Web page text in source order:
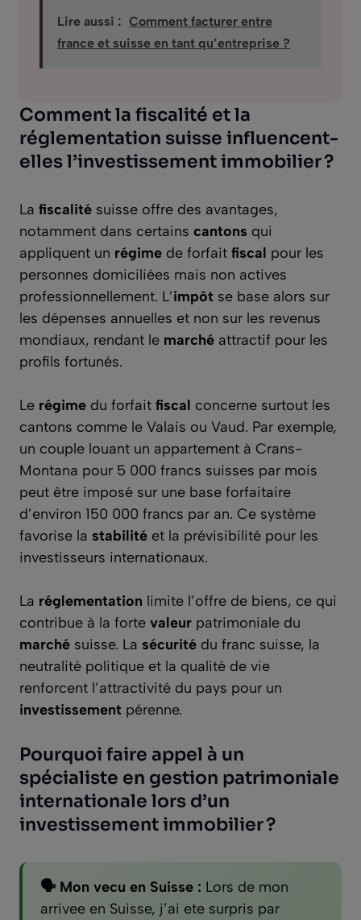
Lire aussi : Comment facturer entre
france et suisse en tant qu’entreprise ?
Comment la fiscalité et la
réglementation suisse influencent-
elles l’investissement immobilier ?
La fiscalité suisse offre des avantages,
notamment dans certains cantons qui
appliquent un régime de forfait fiscal pour les
personnes domiciliées mais non actives
professionnellement. L’impôt se base alors sur
les dépenses annuelles et non sur les revenus
mondiaux, rendant le marché attractif pour les
profils fortunés.
Le régime du forfait fiscal concerne surtout les
cantons comme le Valais ou Vaud. Par exemple,
un couple louant un appartement à Crans-
Montana pour 5 000 francs suisses par mois
peut être imposé sur une base forfaitaire
d’environ 150 000 francs par an. Ce système
favorise la stabilité et la prévisibilité pour les
investisseurs internationaux.
La réglementation limite l’offre de biens, ce qui
contribue à la forte valeur patrimoniale du
marché suisse. La sécurité du franc suisse, la
neutralité politique et la qualité de vie
renforcent l’attractivité du pays pour un
investissement pérenne.
Pourquoi faire appel à un
spécialiste en gestion patrimoniale
internationale lors d’un
investissement immobilier ?
🗣️ Mon vecu en Suisse : Lors de mon
arrivee en Suisse, j’ai ete surpris par